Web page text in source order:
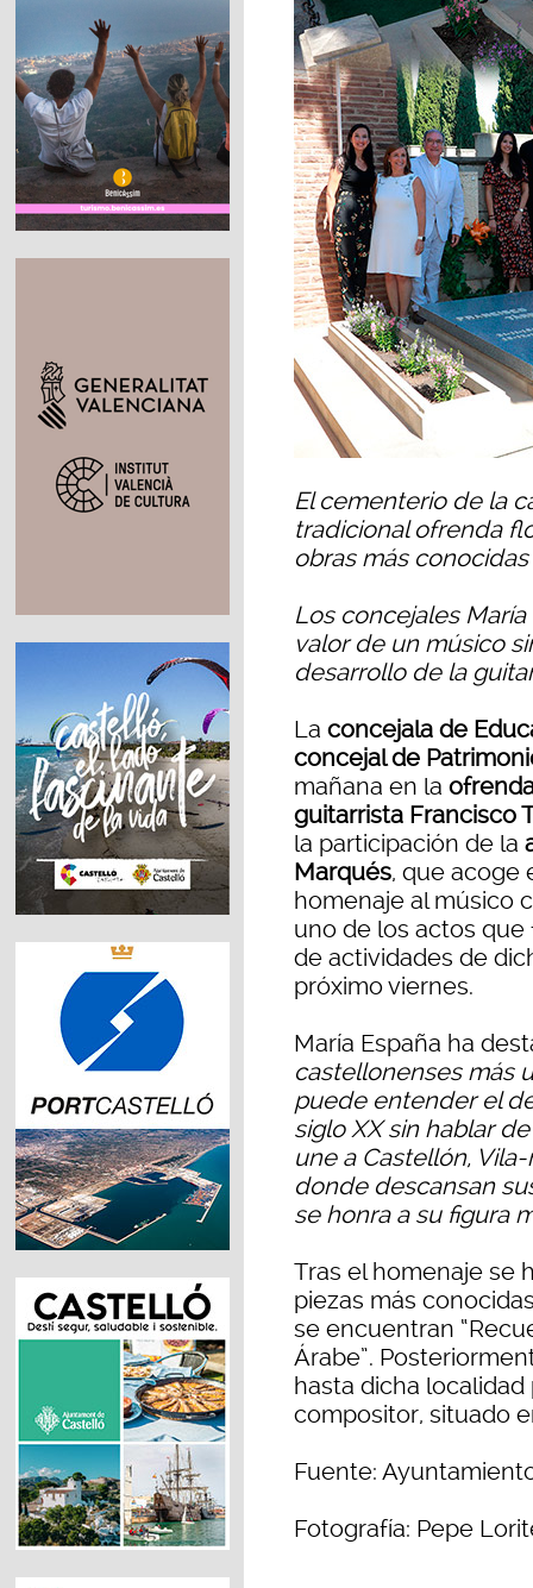
El cementerio de la
tradicional ofrenda
obras más conocidas
Los concejales María
valor de un músico
desarrollo de la
La concejala de
concejal de
mañana en la
guitarrista Francisco
la participación de la
Marqués, que acoge
homenaje al músico
uno de los actos
de actividades de
próximo viernes.
María España ha
castellonenses más
puede entender el
siglo XX sin hablar
une a Castellón,
donde descansan
se honra a su figura
Tras el homenaje se
piezas más
se encuentran
Árabe”.
hasta dicha
compositor, situado
Fuente:
Fotografía: Pepe